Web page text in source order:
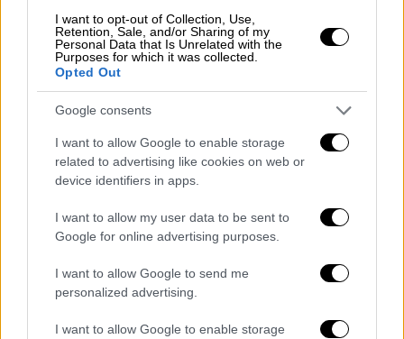
I want to opt-out of Collection, Use,
Retention, Sale, and/or Sharing of my
Personal Data that Is Unrelated with the
Purposes for which it was collected.
Opted Out
Google consents
I want to allow Google to enable storage
related to advertising like cookies on web or
device identifiers in apps.
I want to allow my user data to be sent to
Google for online advertising purposes.
I want to allow Google to send me
personalized advertising.
I want to allow Google to enable storage
πρωταγωνίστησε στην επική ταινία
«Πολίτης Κέιν»